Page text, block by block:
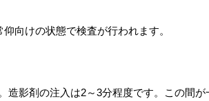
向けの状態で検査が行われます。
影剤の注入は2～3分程度です。この間が